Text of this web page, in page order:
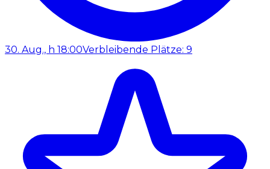
30. Aug., h 18:00Verbleibende Plätze: 9